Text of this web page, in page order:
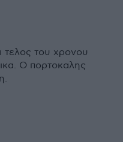
τελος του χρονου
Ο πορτοκαλης